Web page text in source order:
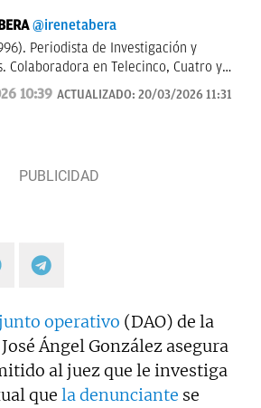
@irenetabera
Periodista de Investigación y
Colaboradora en Telecinco, Cuatro y
Graduada en Periodismo por la
Complutense de Madrid y máster en
10:39 ACTUALIZADO: 20/03/2026 11:31
operativo (DAO) de la
Ángel González asegura
al juez que le investiga
que la denunciante se